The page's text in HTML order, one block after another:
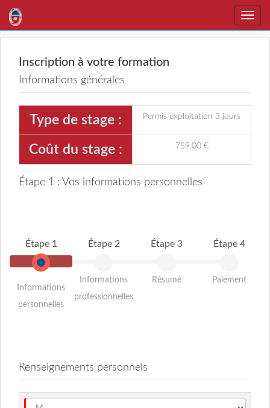
Toggle
Inscription à votre formation
Informations générales
Type de stage : Permis exploitation 3 jours
Coût du stage : 759,00 €
Étape 1 : Vos informations personnelles
Étape 1
Informations
personnelles
Étape 2
Informations
professionnelles
Étape 3
Résumé
Étape 4
Paiement
Renseignements personnels